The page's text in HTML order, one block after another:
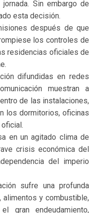
Sin embargo de
esta decisión.
después de que
los controles de
residencias oficiales de
difundidas en redes
muestran a
de las instalaciones,
los dormitorios, oficinas
en un agitado clima de
crisis económica del
del imperio
sufre una profunda
y combustible,
gran endeudamiento,